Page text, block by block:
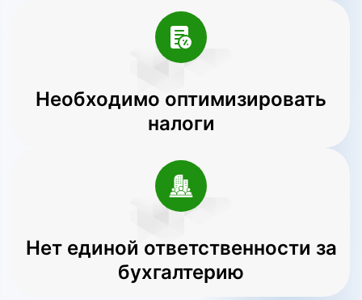
Необходимо оптимизировать
налоги
Нет единой ответственности за
бухгалтерию